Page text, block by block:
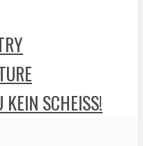
SCHEISS!